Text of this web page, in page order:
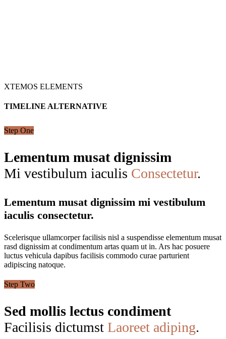
XTEMOS ELEMENTS
TIMELINE ALTERNATIVE
Step One
Lementum musat dignissim
Mi vestibulum iaculis Consectetur.
Lementum musat dignissim mi vestibulum
iaculis consectetur.
Scelerisque ullamcorper facilisis nisl a suspendisse elementum musat
rasd dignissim at condimentum artas quam ut in. Ars hac posuere
luctus vehicula dapibus facilisis commodo curae parturient
adipiscing natoque.
Step Two
Sed mollis lectus condiment
Facilisis dictumst Laoreet adiping.